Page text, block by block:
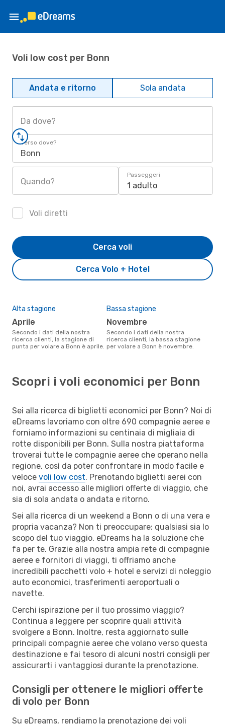
Voli low cost per Bonn
Andata e ritorno Sola andata
Da dove?
Verso dove?
Bonn
Quando?
Passeggeri
1 adulto
Voli diretti
Cerca Volo + Hotel
Cerca voli
Alta stagione
aprile
Secondo i dati della nostra
ricerca clienti, la stagione di
punta per volare a Bonn è aprile.
Bassa stagione
novembre
Secondo i dati della nostra
ricerca clienti, la bassa stagione
per volare a Bonn è novembre.
Scopri i voli economici per Bonn
Sei alla ricerca di biglietti economici per Bonn? Noi di
eDreams lavoriamo con oltre 690 compagnie aeree e
forniamo informazioni su centinaia di migliaia di
rotte disponibili per Bonn. Sulla nostra piattaforma
troverai tutte le compagnie aeree che operano nella
regione, così da poter confrontare in modo facile e
veloce voli low cost. Prenotando biglietti aerei con
noi, avrai accesso alle migliori offerte di viaggio, che
sia di sola andata o andata e ritorno.
Sei alla ricerca di un weekend a Bonn o di una vera e
propria vacanza? Non ti preoccupare: qualsiasi sia lo
scopo del tuo viaggio, eDreams ha la soluzione che
fa per te. Grazie alla nostra ampia rete di compagnie
aeree e fornitori di viaggi, ti offriamo anche
incredibili pacchetti volo + hotel e servizi di noleggio
auto economici, trasferimenti aeroportuali o
navette.
Cerchi ispirazione per il tuo prossimo viaggio?
Continua a leggere per scoprire quali attività
svolgere a Bonn. Inoltre, resta aggiornato sulle
principali compagnie aeree che volano verso questa
destinazione e fai tesoro di alcuni nostri consigli per
assicurarti i vantaggiosi durante la prenotazione.
Consigli per ottenere le migliori offerte
di volo per Bonn
Su eDreams, rendiamo la prenotazione dei voli